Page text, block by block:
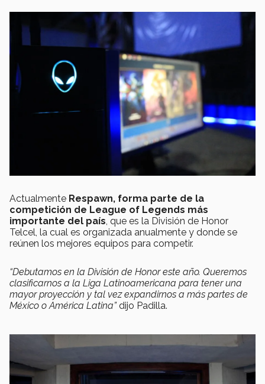
Actualmente Respawn, forma parte de la
competición de League of Legends más
importante del país, que es la División de Honor
Telcel, la cual es organizada anualmente y donde se
reúnen los mejores equipos para competir.
“Debutamos en la División de Honor este año. Queremos
clasificarnos a la Liga Latinoamericana para tener una
mayor proyección y tal vez expandirnos a más partes de
México o América Latina”dijo Padilla.